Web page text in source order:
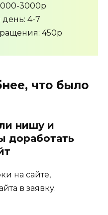
3000р
день: 4-7
450р
что было
нишу и
доработать
на сайте,
в заявку.